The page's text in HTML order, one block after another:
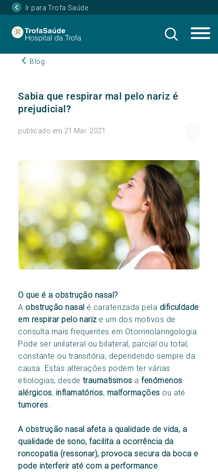
Ir para Trofa Saúde
Blog
Sabia que respirar mal pelo nariz é
prejudicial?
publicado em 21 Mar. 2021
O que é a obstrução nasal?
A obstrução nasal é caraterizada pela dificuldade
em respirar pelo narize um dos motivos de
consulta mais frequentes em Otorrinolaringologia.
Pode ser unilateral ou bilateral, parcial ou total,
constante ou transitória, dependendo sempre da
causa. Estas alterações podem ter várias
etiologias, desde traumatismos afenómenos
alérgicos, inflamatórios, malformações ou até
tumores
A obstrução nasal afeta a qualidade de vida, a
qualidade de sono, facilita a ocorrência da
roncopatia (ressonar), provoca secura da boca e
pode interferir até com a performance